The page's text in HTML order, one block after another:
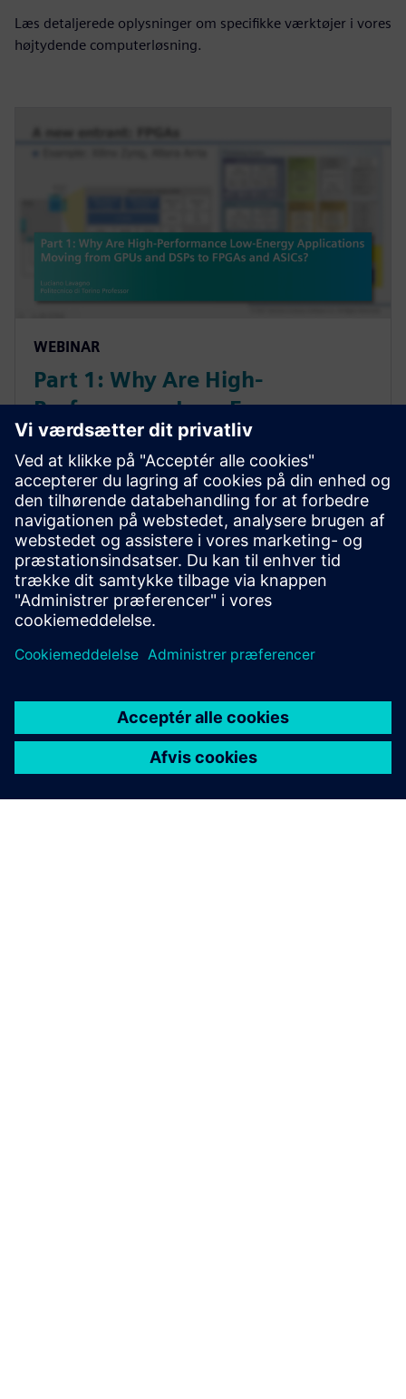
Læs detaljerede oplysninger om specifikke værktøjer i vores
højtydende computerløsning.
WEBINAR
Part 1: Why Are High-
Performance Low-Energy
Applications Moving from GPUs
and DSPs to FPGAs and ASICs?
Transistor counts and performance of integrated
circuits are reaching their peak. Artificial intelligence
is emerging as the next "big thing" in areas